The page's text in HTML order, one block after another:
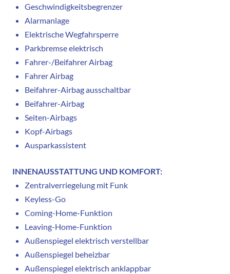
Geschwindigkeitsbegrenzer
Alarmanlage
Elektrische Wegfahrsperre
Parkbremse elektrisch
Fahrer-/Beifahrer Airbag
Fahrer Airbag
Beifahrer-Airbag ausschaltbar
Beifahrer-Airbag
Seiten-Airbags
Kopf-Airbags
Ausparkassistent
INNENAUSSTATTUNG UND KOMFORT:
Zentralverriegelung mit Funk
Keyless-Go
Coming-Home-Funktion
Leaving-Home-Funktion
Außenspiegel elektrisch verstellbar
Außenspiegel beheizbar
Außenspiegel elektrisch anklappbar